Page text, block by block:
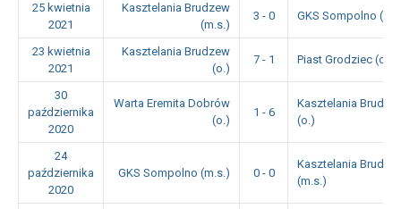
25 kwietnia
2021
Kasztelania Brudzew
(m.s.)
3 - 0 GKS Sompolno
23 kwietnia
2021
Kasztelania Brudzew
(o.)
7 - 1 Piast Grodziec (o.)
30
października
2020
Warta Eremita Dobrów
(o.)
1 - 6
Kasztelania
(o.)
24
października
2020
GKS Sompolno (m.s.) 0 - 0
Kasztelania
(m.s.)